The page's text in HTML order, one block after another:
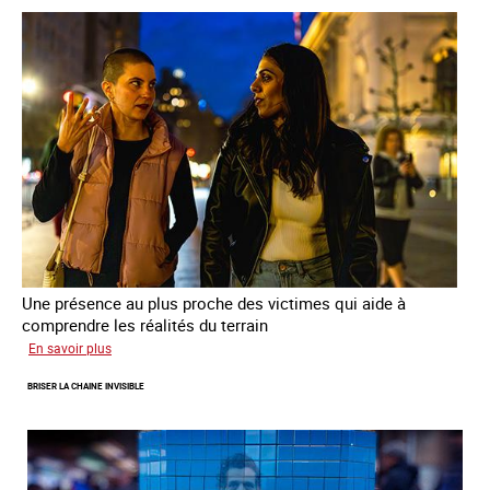
de
de
la
prostitution
Une présence au plus proche des victimes qui aide à
comprendre les réalités du terrain
En savoir plus
rôles
de
l’aller-
vers
BRISER LA CHAINE INVISIBLE